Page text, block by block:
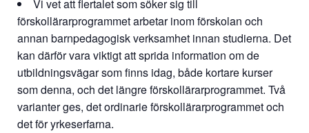
Vi vet att flertalet som söker sig till
förskollärarprogrammet arbetar inom förskolan och
annan barnpedagogisk verksamhet innan studierna. Det
kan därför vara viktigt att sprida information om de
utbildningsvägar som finns idag, både kortare kurser
som denna, och det längre förskollärarprogrammet. Två
varianter ges, det ordinarie förskollärarprogrammet och
det för yrkeserfarna.